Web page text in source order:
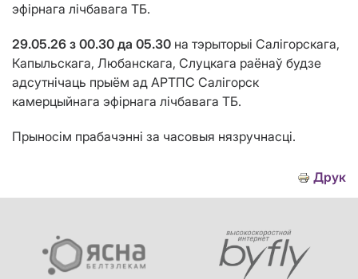
эфірнага лічбавага ТБ.
29.05.26 з 00.30 да 05.30 на тэрыторыі Салігорскага,
Капыльскага, Любанскага, Слуцкага раёнаў будзе
адсутнічаць прыём ад АРТПС Салігорск
камерцыйнага эфірнага лічбавага ТБ.
Прыносім прабачэнні за часовыя нязручнасці.
Друк